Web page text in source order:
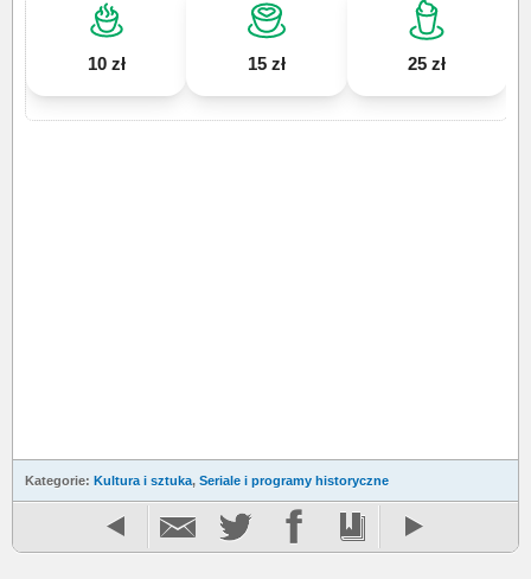
10 zł 15 zł 25 zł
Kategorie: Kultura i sztuka, Seriale i programy historyczne